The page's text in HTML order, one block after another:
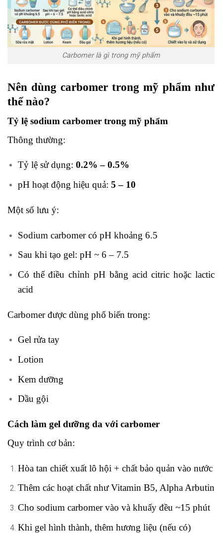
Carbomer là gì trong mỹ phẩm
Nên dùng carbomer trong mỹ phẩm như
thế nào?
Tỷ lệ sodium carbomer trong mỹ phẩm
Thông thường:
Tỷ lệ sử dụng: 0.2% – 0.5%
pH hoạt động hiệu quả: 5 – 10
Một số lưu ý:
Sodium carbomer có pH khoảng 6.5
Sau khi tạo gel: pH ~ 6 – 7.5
Có thể điều chỉnh pH bằng acid citric hoặc lactic
acid
Carbomer được dùng phổ biến trong:
Gel rửa tay
Lotion
Kem dưỡng
Dầu gội
Cách làm gel dưỡng da với carbomer
Quy trình cơ bản:
Hòa tan chiết xuất lô hội + chất bảo quản vào nước
Thêm các hoạt chất như Vitamin B5, Alpha Arbutin
Cho sodium carbomer vào và khuấy đều ~15 phút
Khi gel hình thành, thêm hương liệu (nếu có)